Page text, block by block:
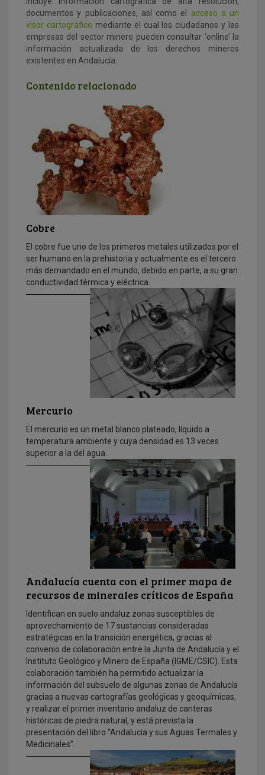
documentos y publicaciones, así como el acceso a un
visor cartográfico mediante el cual los ciudadanos y las
empresas del sector minero pueden consultar ‘online’ la
información actualizada de los derechos mineros
existentes en Andalucía.
Contenido relacionado
Cobre
El cobre fue uno de los primeros metales utilizados por el
ser humano en la prehistoria y actualmente es el tercero
más demandado en el mundo, debido en parte, a su gran
conductividad térmica y eléctrica.
Mercurio
El mercurio es un metal blanco plateado, líquido a
temperatura ambiente y cuya densidad es 13 veces
superior a la del agua.
Andalucía cuenta con el primer mapa de
recursos de minerales críticos de España
Identifican en suelo andaluz zonas susceptibles de
aprovechamiento de 17 sustancias consideradas
estratégicas en la transición energética, gracias al
convenio de colaboración entre la Junta de Andalucía y el
Instituto Geológico y Minero de España (IGME/CSIC). Esta
colaboración también ha permitido actualizar la
información del subsuelo de algunas zonas de Andalucía
gracias a nuevas cartografías geológicas y geoquímicas,
y realizar el primer inventario andaluz de canteras
históricas de piedra natural, y está prevista la
presentación del libro “Andalucía y sus Aguas Termales y
Medicinales”.